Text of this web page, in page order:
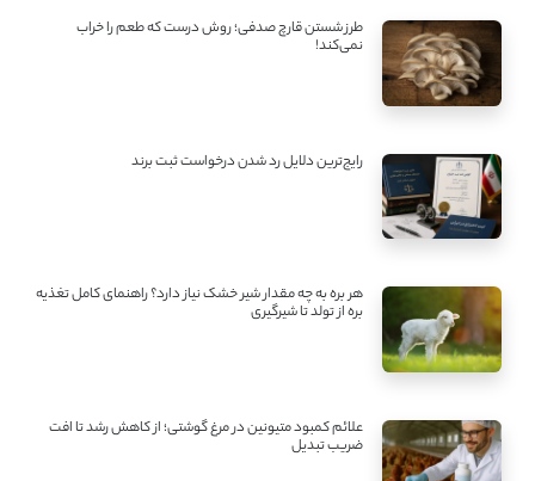
طرز شستن قارچ صدفی؛ روش درست که طعم را خراب
نمی‌کند!
رایج‌ترین دلایل رد شدن درخواست ثبت برند
هر بره به چه مقدار شیر خشک نیاز دارد؟ راهنمای کامل تغذیه
بره از تولد تا شیرگیری
علائم کمبود متیونین در مرغ گوشتی؛ از کاهش رشد تا افت
ضریب تبدیل